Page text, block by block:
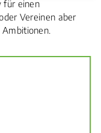
für einen
Vereinen aber